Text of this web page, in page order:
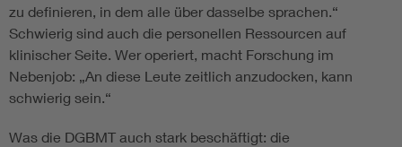
zu definieren, in dem alle über dasselbe sprachen.“
Schwierig sind auch die personellen Ressourcen auf
klinischer Seite. Wer operiert, macht Forschung im
Nebenjob: „An diese Leute zeitlich anzudocken, kann
schwierig sein.“
Was die DGBMT auch stark beschäftigt: die